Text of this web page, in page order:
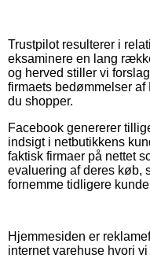
Trustpilot resulterer i
eksaminere en lang
og herved stiller vi
firmaets bedømmelser
du shopper.
Facebook genererer
indsigt i netbutikkens
faktisk firmaer på nettet
evaluering af deres køb,
fornemme tidligere
Hjemmesiden er
internet varehuse hvori